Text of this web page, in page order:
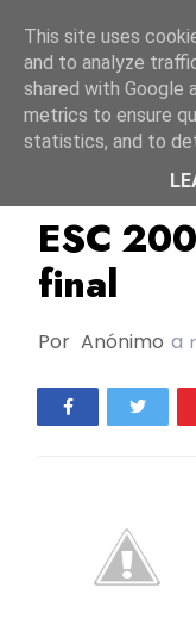
ESC
final
Por Anónimo a
This site uses
and to analyze
shared with Google
metrics to ensure
statistics, and to